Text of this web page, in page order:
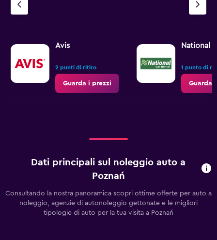
Avis
2 punti di ritiro
Guarda i prezzi
National
1 punto di
Guarda
Dati principali sul noleggio auto a
Poznań
Consultando la nostra panoramica scopri ottime offerte per auto a
noleggio, agenzie di autonoleggio gettonate e le migliori
tipologie di auto per la tua visita a Poznań